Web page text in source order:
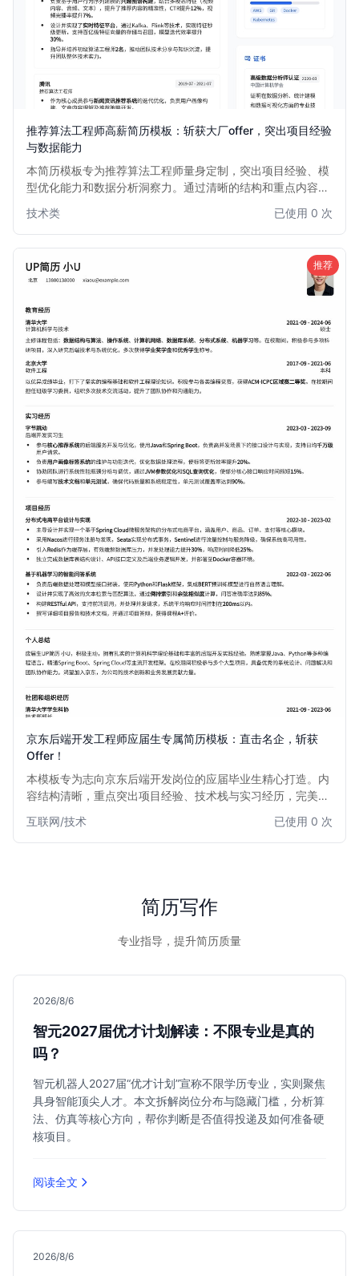
推荐算法工程师高薪简历模板：斩获大厂offer，突出项目经验
与数据能力
本简历模板专为推荐算法工程师量身定制，突出项目经验、模
型优化能力和数据分析洞察力。通过清晰的结构和重点内容展
关注点，提高面试邀约率。适用于1-5年推荐算法经验的求职
者。
技术类 已使用 0 次
推荐
京东后端开发工程师应届生专属简历模板：直击名企，斩获
Offer！
本模板专为志向京东后端开发岗位的应届毕业生精心打造。内
容结构清晰，重点突出项目经验、技术栈与实习经历，完美契
效展示其扎实的技术基础、解决问题能力和学习潜力，助您在
众多求职者中脱颖而出，直达心仪Offer。
互联网/技术 已使用 0 次
简历写作
专业指导，提升简历质量
2026/8/6
智元2027届优才计划解读：不限专业是真的
吗？
智元机器人2027届“优才计划”宣称不限学历专业，实则聚焦
具身智能顶尖人才。本文拆解岗位分布与隐藏门槛，分析算
法、仿真等核心方向，帮你判断是否值得投递及如何准备硬
核项目。
阅读全文
2026/8/6